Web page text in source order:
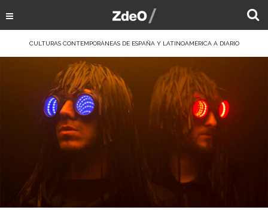
CULTURAS CONTEMPORÁNEAS DE ESPAÑA Y LATINOAMÉRICA A DIARIO